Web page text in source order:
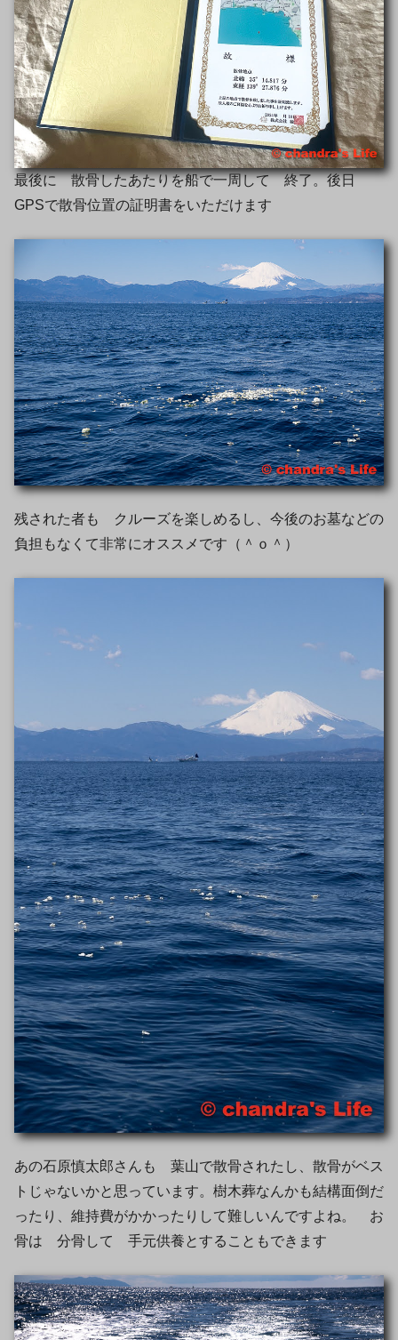
最後に 散骨したあたりを船で一周して 終了。後日
GPSで散骨位置の証明書をいただけます
残された者も クルーズを楽しめるし、今後のお墓などの
負担もなくて非常にオススメです（＾ｏ＾）
あの石原慎太郎さんも 葉山で散骨されたし、散骨がベス
トじゃないかと思っています。樹木葬なんかも結構面倒だ
ったり、維持費がかかったりして難しいんですよね。 お
骨は 分骨して 手元供養とすることもできます